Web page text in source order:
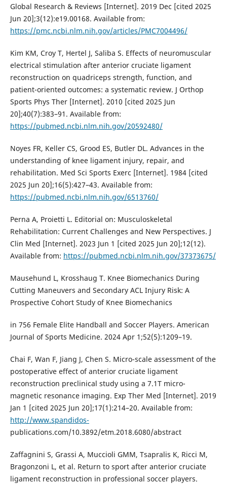
Global Research & Reviews [Internet]. 2019 Dec [cited 2025
Jun 20];3(12):e19.00168. Available from:
https://pmc.ncbi.nlm.nih.gov/articles/PMC7004496/
Kim KM, Croy T, Hertel J, Saliba S. Effects of neuromuscular
electrical stimulation after anterior cruciate ligament
reconstruction on quadriceps strength, function, and
patient-oriented outcomes: a systematic review. J Orthop
Sports Phys Ther [Internet]. 2010 [cited 2025 Jun
20];40(7):383–91. Available from:
https://pubmed.ncbi.nlm.nih.gov/20592480/
Noyes FR, Keller CS, Grood ES, Butler DL. Advances in the
understanding of knee ligament injury, repair, and
rehabilitation. Med Sci Sports Exerc [Internet]. 1984 [cited
2025 Jun 20];16(5):427–43. Available from:
https://pubmed.ncbi.nlm.nih.gov/6513760/
Perna A, Proietti L. Editorial on: Musculoskeletal
Rehabilitation: Current Challenges and New Perspectives. J
Clin Med [Internet]. 2023 Jun 1 [cited 2025 Jun 20];12(12).
Available from: https://pubmed.ncbi.nlm.nih.gov/37373675/
Mausehund L, Krosshaug T. Knee Biomechanics During
Cutting Maneuvers and Secondary ACL Injury Risk: A
Prospective Cohort Study of Knee Biomechanics
in 756 Female Elite Handball and Soccer Players. American
Journal of Sports Medicine. 2024 Apr 1;52(5):1209–19.
Chai F, Wan F, Jiang J, Chen S. Micro-scale assessment of the
postoperative effect of anterior cruciate ligament
reconstruction preclinical study using a 7.1T micro-
magnetic resonance imaging. Exp Ther Med [Internet]. 2019
Jan 1 [cited 2025 Jun 20];17(1):214–20. Available from:
http://www.spandidos-
publications.com/10.3892/etm.2018.6080/abstract
Zaffagnini S, Grassi A, Muccioli GMM, Tsapralis K, Ricci M,
Bragonzoni L, et al. Return to sport after anterior cruciate
ligament reconstruction in professional soccer players.